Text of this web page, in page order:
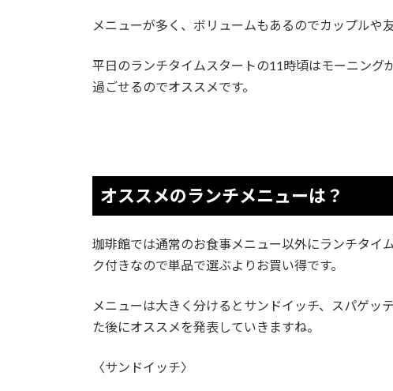
メニューが多く、ボリュームもあるのでカップルや
平日のランチタイムスタートの11時頃はモーニング
過ごせるのでオススメです。
オススメのランチメニューは？
珈琲館では通常のお食事メニュー以外にランチタイ
ク付きなので単品で選ぶよりお買い得です。
メニューは大きく分けるとサンドイッチ、スパゲッ
た後にオススメを発表していきますね。
〈サンドイッチ〉